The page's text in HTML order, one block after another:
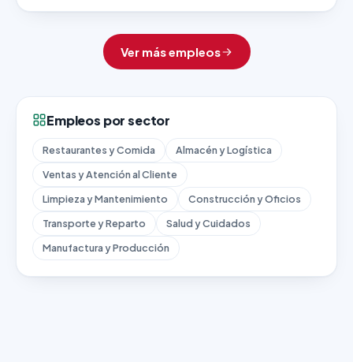
Ver más empleos
Empleos por sector
Restaurantes y Comida
Almacén y Logística
Ventas y Atención al Cliente
Limpieza y Mantenimiento
Construcción y Oficios
Transporte y Reparto
Salud y Cuidados
Manufactura y Producción